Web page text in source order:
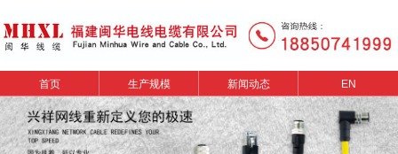
首页 生产规模 新闻动态 EN